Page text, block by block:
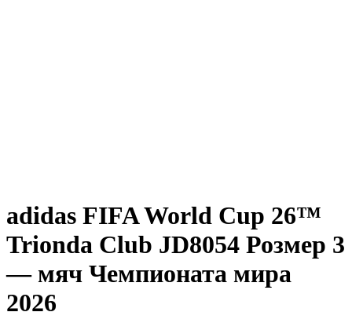
adidas FIFA World Cup 26™
Trionda Club JD8054 Розмер 3
— мяч Чемпионата мира
2026